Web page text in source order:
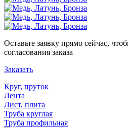
Оставьте заявку прямо сейчас,
согласования заказа
Заказать
Круг, пруток
Лента
Лист, плита
Труба круглая
Труба профильная